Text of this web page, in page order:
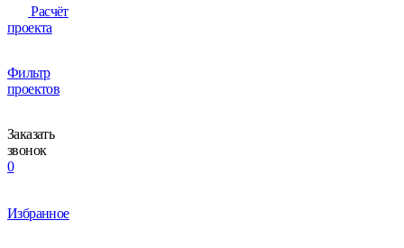
Расчёт
проекта
Фильтр
проектов
Заказать
звонок
0
Избранное